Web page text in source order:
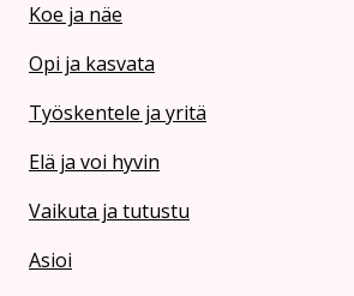
Koe ja näe
Opi ja kasvata
Työskentele ja yritä
Elä ja voi hyvin
Vaikuta ja tutustu
Asioi